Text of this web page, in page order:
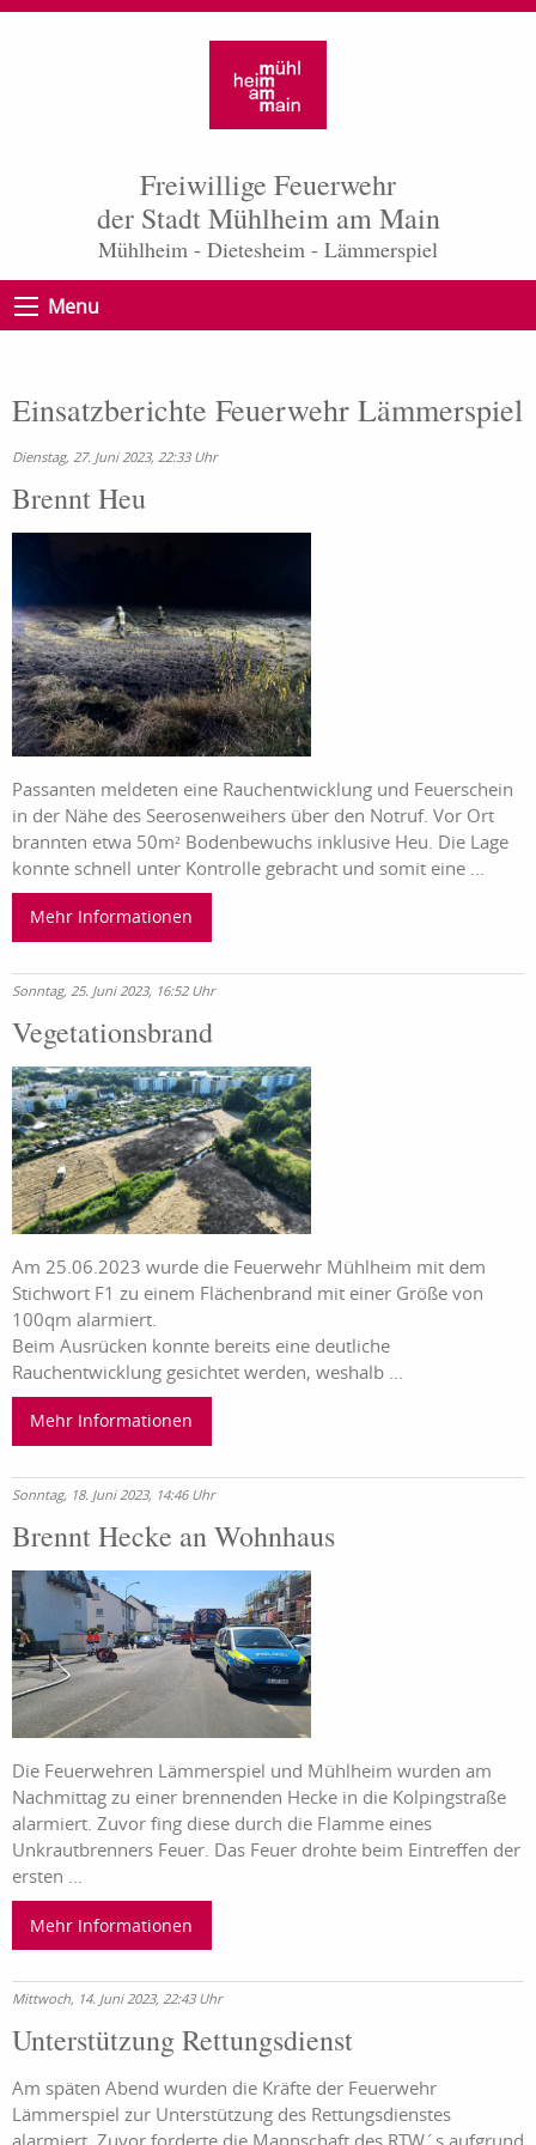
Freiwillige Feuerwehr
der Stadt Mühlheim am Main
Mühlheim - Dietesheim - Lämmerspiel
Menu
Einsatzberichte Feuerwehr Lämmerspiel
Dienstag, 27. Juni 2023, 22:33 Uhr
Brennt Heu
Passanten meldeten eine Rauchentwicklung und Feuerschein
in der Nähe des Seerosenweihers über den Notruf. Vor Ort
brannten etwa 50m² Bodenbewuchs inklusive Heu. Die Lage
konnte schnell unter Kontrolle gebracht und somit eine ...
Mehr Informationen
Sonntag, 25. Juni 2023, 16:52 Uhr
Vegetationsbrand
Am 25.06.2023 wurde die Feuerwehr Mühlheim mit dem
Stichwort F1 zu einem Flächenbrand mit einer Größe von
100qm alarmiert.
Beim Ausrücken konnte bereits eine deutliche
Rauchentwicklung gesichtet werden, weshalb ...
Mehr Informationen
Sonntag, 18. Juni 2023, 14:46 Uhr
Brennt Hecke an Wohnhaus
Die Feuerwehren Lämmerspiel und Mühlheim wurden am
Nachmittag zu einer brennenden Hecke in die Kolpingstraße
alarmiert. Zuvor fing diese durch die Flamme eines
Unkrautbrenners Feuer. Das Feuer drohte beim Eintreffen der
ersten ...
Mehr Informationen
Mittwoch, 14. Juni 2023, 22:43 Uhr
Unterstützung Rettungsdienst
Am späten Abend wurden die Kräfte der Feuerwehr
Lämmerspiel zur Unterstützung des Rettungsdienstes
alarmiert. Zuvor forderte die Mannschaft des RTW´s aufgrund